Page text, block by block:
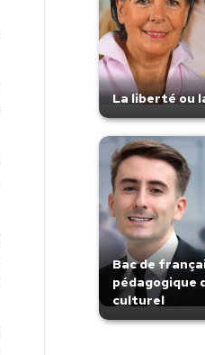
La liberté ou
Bac de
pédagogique
culturel